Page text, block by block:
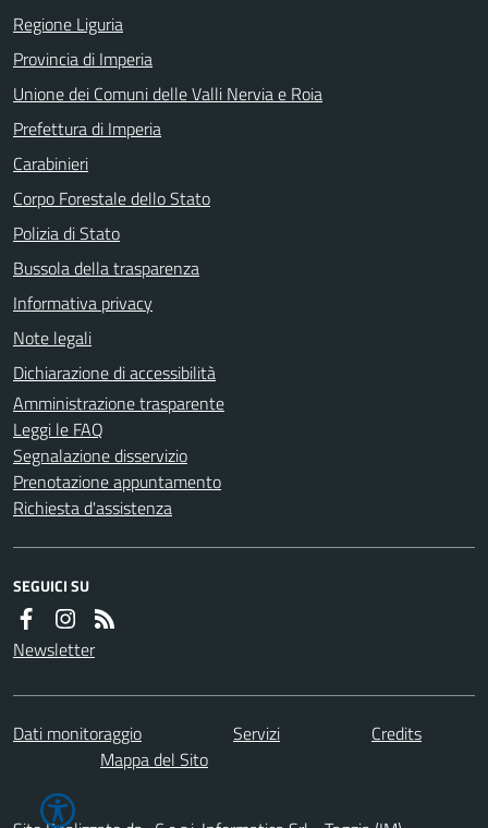
Regione Liguria
Provincia di Imperia
Unione dei Comuni delle Valli Nervia e Roia
Prefettura di Imperia
Carabinieri
Corpo Forestale dello Stato
Polizia di Stato
Bussola della trasparenza
Informativa privacy
Note legali
Dichiarazione di accessibilità
Amministrazione trasparente
Leggi le FAQ
Segnalazione disservizio
Prenotazione appuntamento
Richiesta d'assistenza
SEGUICI SU
Newsletter
Dati monitoraggio Servizi
Credits
Mappa del Sito